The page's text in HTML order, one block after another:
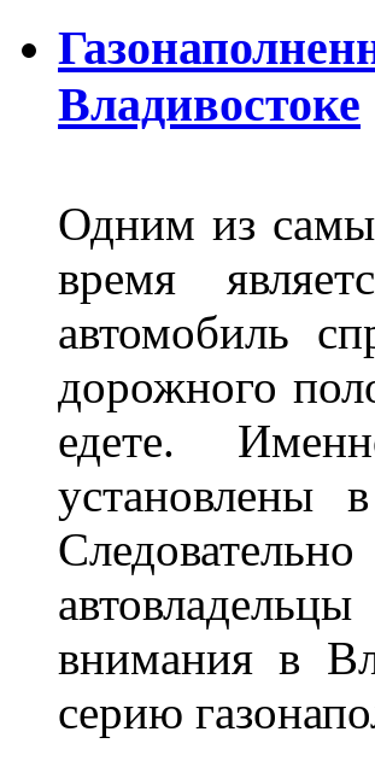
Владивостоке
Одним из
время
автомобиль
дорожного
едете.
установлены
внимания в
серию